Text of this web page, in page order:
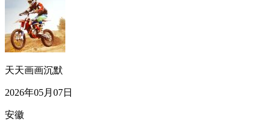
天天画画沉默
2026年05月07日
安徽